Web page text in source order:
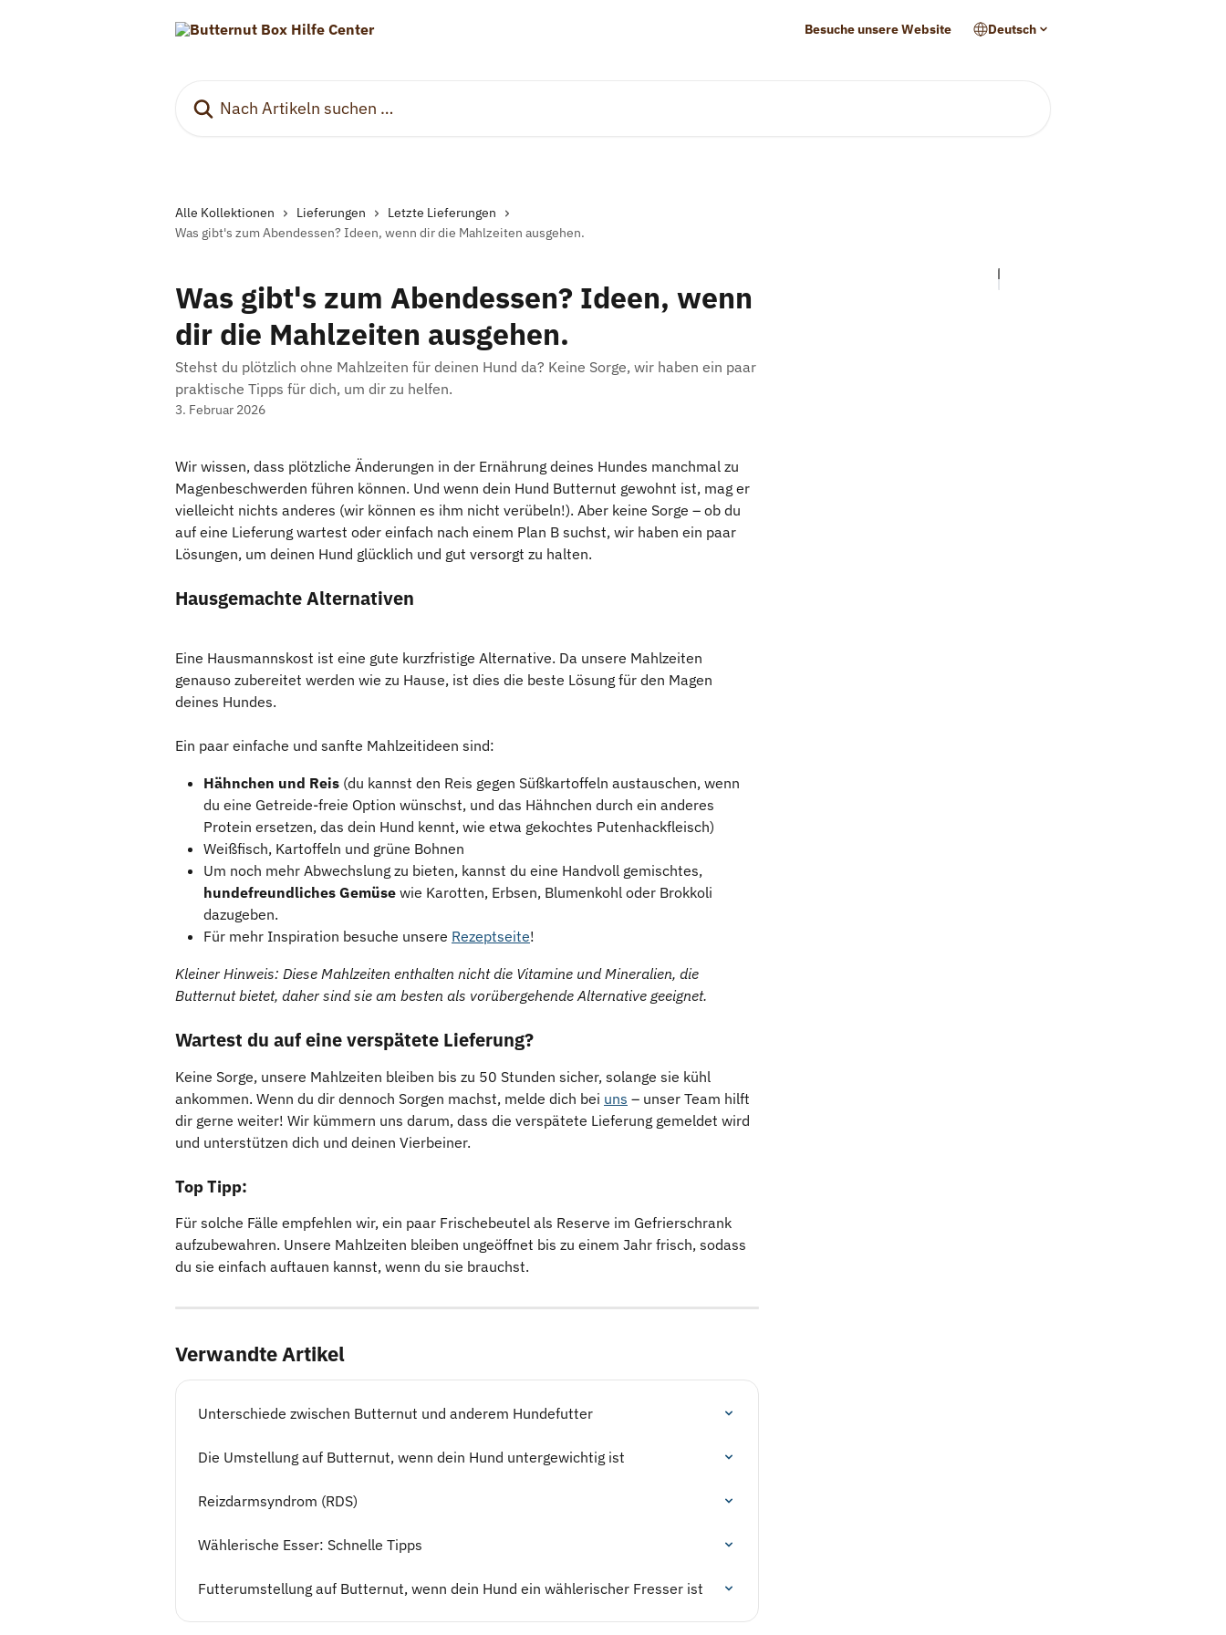
Besuche unsere Website Deutsch
Alle Kollektionen Lieferungen
Letzte Lieferungen
Was gibt's zum Abendessen? Ideen, wenn dir die Mahlzeiten ausgehen.
Was gibt's zum Abendessen? Ideen, wenn
dir die Mahlzeiten ausgehen.
Stehst du plötzlich ohne Mahlzeiten für deinen Hund da? Keine Sorge, wir haben ein paar
praktische Tipps für dich, um dir zu helfen.
3. Februar 2026
Wir wissen, dass plötzliche Änderungen in der Ernährung deines Hundes manchmal zu
Magenbeschwerden führen können. Und wenn dein Hund Butternut gewohnt ist, mag er
vielleicht nichts anderes (wir können es ihm nicht verübeln!). Aber keine Sorge – ob du
auf eine Lieferung wartest oder einfach nach einem Plan B suchst, wir haben ein paar
Lösungen, um deinen Hund glücklich und gut versorgt zu halten.
Hausgemachte Alternativen
Eine Hausmannskost ist eine gute kurzfristige Alternative. Da unsere Mahlzeiten
genauso zubereitet werden wie zu Hause, ist dies die beste Lösung für den Magen
deines Hundes.
Ein paar einfache und sanfte Mahlzeitideen sind:
Hähnchen und Reis (du kannst den Reis gegen Süßkartoffeln austauschen, wenn
du eine Getreide-freie Option wünschst, und das Hähnchen durch ein anderes
Protein ersetzen, das dein Hund kennt, wie etwa gekochtes Putenhackfleisch)
Weißfisch, Kartoffeln und grüne Bohnen
Um noch mehr Abwechslung zu bieten, kannst du eine Handvoll gemischtes,
hundefreundliches Gemüse wie Karotten, Erbsen, Blumenkohl oder Brokkoli
dazugeben.
Für mehr Inspiration besuche unsere Rezeptseite!
Kleiner Hinweis: Diese Mahlzeiten enthalten nicht die Vitamine und Mineralien, die
Butternut bietet, daher sind sie am besten als vorübergehende Alternative geeignet.
Wartest du auf eine verspätete Lieferung?
Keine Sorge, unsere Mahlzeiten bleiben bis zu 50 Stunden sicher, solange sie kühl
ankommen. Wenn du dir dennoch Sorgen machst, melde dich bei uns – unser Team hilft
dir gerne weiter! Wir kümmern uns darum, dass die verspätete Lieferung gemeldet wird
und unterstützen dich und deinen Vierbeiner.
Top Tipp:
Für solche Fälle empfehlen wir, ein paar Frischebeutel als Reserve im Gefrierschrank
aufzubewahren. Unsere Mahlzeiten bleiben ungeöffnet bis zu einem Jahr frisch, sodass
du sie einfach auftauen kannst, wenn du sie brauchst.
Verwandte Artikel
Unterschiede zwischen Butternut und anderem Hundefutter
Die Umstellung auf Butternut, wenn dein Hund untergewichtig ist
Reizdarmsyndrom (RDS)
Wählerische Esser: Schnelle Tipps
Futterumstellung auf Butternut, wenn dein Hund ein wählerischer Fresser ist